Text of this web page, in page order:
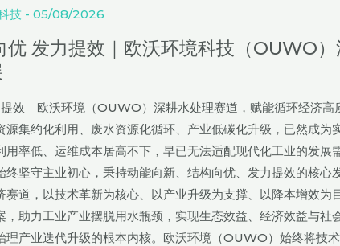
技 - 05/08/2026
优 发力提效｜欧沃环境科技（OUWO
效｜欧沃环境（OUWO）深耕水处理赛道，赋能循环经济
源集约化利用、废水资源化循环、产业低碳化升级，已然成为
用率低、运维成本居高不下，早已无法适配现代化工业的发
终坚守主业初心，秉持动能向新、结构向优、发力提效的核心
赛道，以技术革新为核心、以产业升级为支撑、以降本增效为
，助力工业产业摆脱用水瓶颈，实现生态效益、经济效益与社
理产业迭代升级的根本内核。欧沃环境（OUWO）始终将技